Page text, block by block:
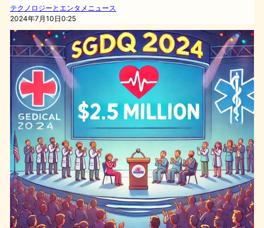
テクノロジーとエンタメニュース
2024年7月10日0:25